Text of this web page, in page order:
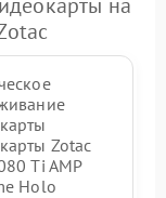
Zotac
Ti AMP
Holo